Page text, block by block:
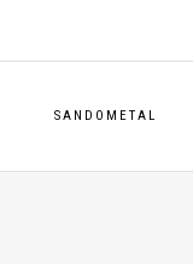
SANDOMETAL